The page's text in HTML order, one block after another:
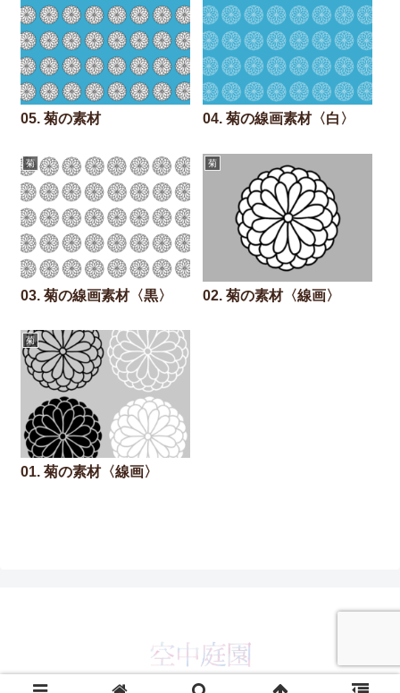
05. 菊の素材 04. 菊の線画素材〈白〉
菊
03. 菊の線画素材〈黒〉
菊
02. 菊の素材〈線画〉
菊
01. 菊の素材〈線画〉